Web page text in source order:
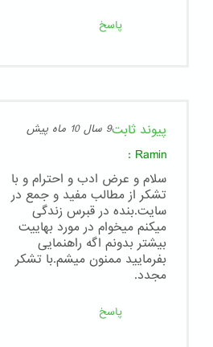
پاسخ
پیوند ثابت9 سال 10 ماه پیش
Ramin
:
سلام و عرض ادب و احترام و با
تشکر از مطالب مفید و جمع در
سایت.بنده در قبرس زندگی
میکنم میخوام در مورد بهاییت
بیشتر بدونم اگه راهنمایی
بفرمایید ممنون میشم.با تشکر
مجدد.
پاسخ